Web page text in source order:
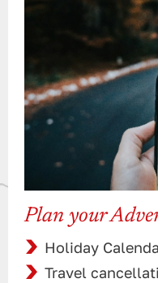
Plan your
Holiday
Travel